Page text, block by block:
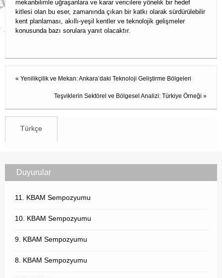
mekanbilimle uğraşanlara ve karar vericilere yönelik bir hedef
kitlesi olan bu eser, zamanında çıkan bir katkı olarak sürdürülebilir
kent planlaması, akıllı-yeşil kentler ve teknolojik gelişmeler
konusunda bazı sorulara yanıt olacaktır.
« Yenilikçilik ve Mekan: Ankara’daki Teknoloji Geliştirme Bölgeleri
Teşviklerin Sektörel ve Bölgesel Analizi: Türkiye Örneği »
Türkçe
Duyurular
11. KBAM Sempozyumu
10. KBAM Sempozyumu
9. KBAM Sempozyumu
8. KBAM Sempozyumu